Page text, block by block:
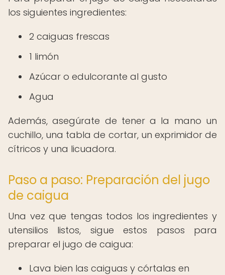
los siguientes ingredientes:
2 caiguas frescas
1 limón
Azúcar o edulcorante al gusto
Agua
Además, asegúrate de tener a la mano un
cuchillo, una tabla de cortar, un exprimidor de
cítricos y una licuadora.
Paso a paso: Preparación del jugo
de caigua
Una vez que tengas todos los ingredientes y
utensilios listos, sigue estos pasos para
preparar el jugo de caigua:
Lava bien las caiguas y córtalas en